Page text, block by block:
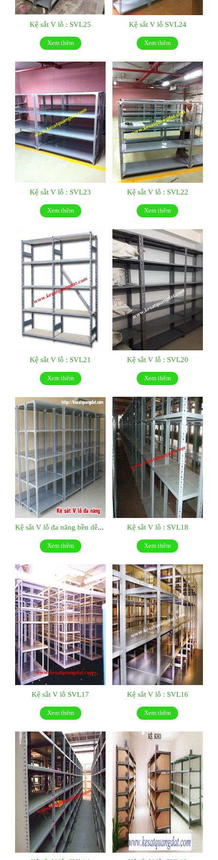
Kệ sắt V lỗ : SVL25
Xem thêm
Kệ sắt V lỗ SVL24
Xem thêm
Kệ sắt V lỗ : SVL23
Xem thêm
Kệ sắt V lỗ : SVL22
Xem thêm
Kệ sắt V lỗ : SVL21
Xem thêm
Kệ sắt V lỗ : SVL20
Xem thêm
Kệ sắt V lỗ đa năng bền dễ tháo lắp: SVL19
Xem thêm
Kệ sắt V lỗ : SVL18
Xem thêm
Kệ sắt V lỗ SVL17
Xem thêm
Kệ sắt V lỗ : SVL16
Xem thêm